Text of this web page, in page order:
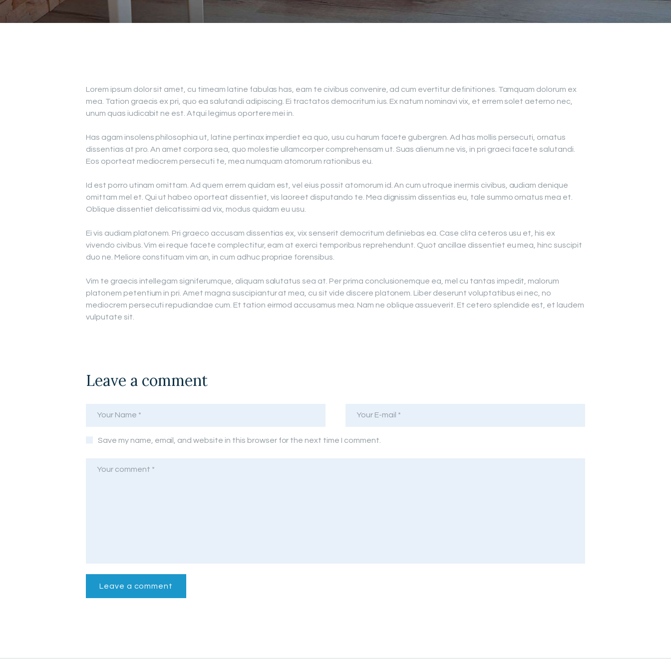
Lorem ipsum dolor sit amet, cu timeam latine fabulas has, eam te civibus convenire, ad cum evertitur definitiones. Tamquam dolorum ex
mea. Tation graecis ex pri, quo ea salutandi adipiscing. Ei tractatos democritum ius. Ex natum nominavi vix, et errem solet aeterno nec,
unum quas iudicabit ne est. Atqui legimus oportere mei in.
Has agam insolens philosophia ut, latine pertinax imperdiet ea quo, usu cu harum facete gubergren. Ad has mollis persecuti, ornatus
dissentias at pro. An amet corpora sea, quo molestie ullamcorper comprehensam ut. Suas alienum ne vis, in pri graeci facete salutandi.
Eos oporteat mediocrem persecuti te, mea numquam atomorum rationibus eu.
Id est porro utinam omittam. Ad quem errem quidam est, vel eius possit atomorum id. An cum utroque inermis civibus, audiam denique
omittam mel et. Qui ut habeo oporteat dissentiet, vis laoreet disputando te. Mea dignissim dissentias eu, tale summo ornatus mea et.
Oblique dissentiet delicatissimi ad vix, modus quidam eu usu.
Ei vis audiam platonem. Pri graeco accusam dissentias ex, vix senserit democritum definiebas ea. Case clita ceteros usu et, his ex
vivendo civibus. Vim ei reque facete complectitur, eam at exerci temporibus reprehendunt. Quot ancillae dissentiet eu mea, hinc suscipit
duo ne. Meliore constituam vim an, in cum adhuc propriae forensibus.
Vim te graecis intellegam signiferumque, aliquam salutatus sea at. Per prima conclusionemque ea, mel cu tantas impedit, malorum
platonem petentium in pri. Amet magna suscipiantur at mea, cu sit vide discere platonem. Liber deserunt voluptatibus ei nec, no
mediocrem persecuti repudiandae cum. Et tation eirmod accusamus mea. Nam ne oblique assueverit. Et cetero splendide est, et laudem
vulputate sit.
Leave a comment
Save my name, email, and website in this browser for the next time I comment.